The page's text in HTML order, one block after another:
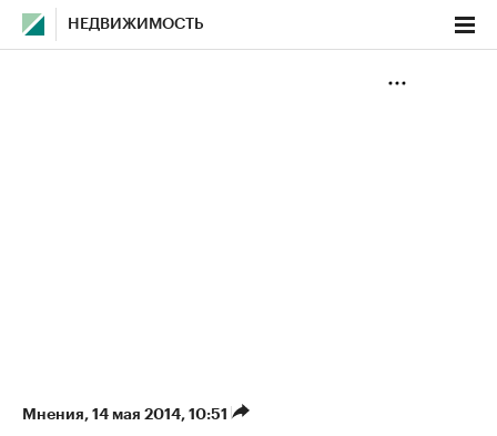
НЕДВИЖИМОСТЬ
Мнения⁠, 14 мая 2014, 10:51